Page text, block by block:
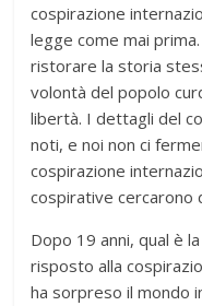
cospirazione
legge come mai
ristorare la storia
volontà del popolo
libertà. I dettagli del
noti, e noi non ci
cospirazione
cospirative cercarono
Dopo 19 anni, qual è
risposto alla
ha sorpreso il mondo